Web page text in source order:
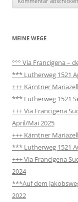
MEINE WEGE
°°° Via Francigena –
*** Lutherweg 1521
+++ Kärntner
*** Lutherweg 1521
+++ Via Francigena
April/Mai 2025
+++ Kärntner
*** Lutherweg 1521
+++ Via Francigena
2024
***Auf dem
2022